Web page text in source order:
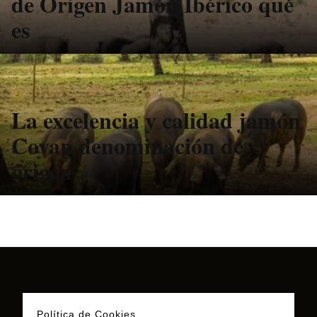
es
La excelencia y calidad jamón
Covap denominación de
origen
Política de Cookies